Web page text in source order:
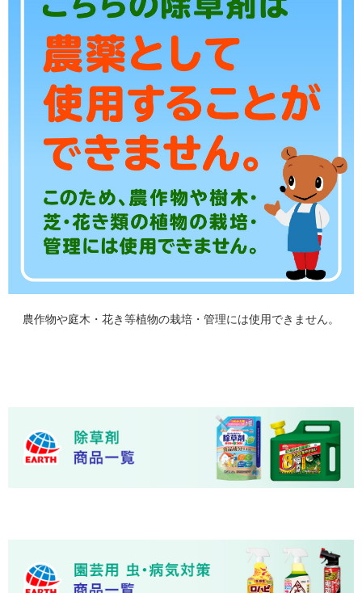
農作物や庭木・花き等植物の栽培・管理には使用できません。